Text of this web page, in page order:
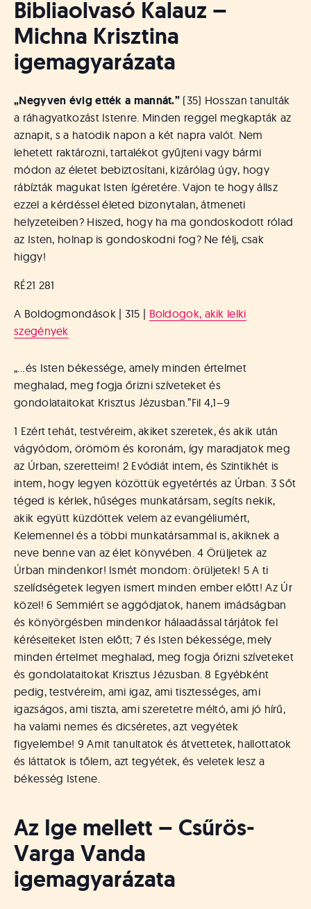
Bibliaolvasó Kalauz –
Michna Krisztina
igemagyarázata
„Negyven évig ették a mannát.” (35) Hosszan tanulták
a ráhagyatkozást Istenre. Minden reggel megkapták az
aznapit, s a hatodik napon a két napra valót. Nem
lehetett raktározni, tartalékot gyűjteni vagy bármi
módon az életet bebiztosítani, kizárólag úgy, hogy
rábízták magukat Isten ígéretére. Vajon te hogy állsz
ezzel a kérdéssel életed bizonytalan, átmeneti
helyzeteiben? Hiszed, hogy ha ma gondoskodott rólad
az Isten, holnap is gondoskodni fog? Ne félj, csak
higgy!
RÉ21 281
A Boldogmondások | 315 | Boldogok, akik lelki
szegények
„…és Isten békessége, amely minden értelmet
meghalad, meg fogja őrizni szíveteket és
gondolataitokat Krisztus Jézusban.”Fil 4,1–9
1 Ezért tehát, testvéreim, akiket szeretek, és akik után
vágyódom, örömöm és koronám, így maradjatok meg
az Úrban, szeretteim! 2 Evódiát intem, és Szintikhét is
intem, hogy legyen közöttük egyetértés az Úrban. 3 Sőt
téged is kérlek, hűséges munkatársam, segíts nekik,
akik együtt küzdöttek velem az evangéliumért,
Kelemennel és a többi munkatársammal is, akiknek a
neve benne van az élet könyvében. 4 Örüljetek az
Úrban mindenkor! Ismét mondom: örüljetek! 5 A ti
szelídségetek legyen ismert minden ember előtt! Az Úr
közel! 6 Semmiért se aggódjatok, hanem imádságban
és könyörgésben mindenkor hálaadással tárjátok fel
kéréseiteket Isten előtt; 7 és Isten békessége, mely
minden értelmet meghalad, meg fogja őrizni szíveteket
és gondolataitokat Krisztus Jézusban. 8 Egyébként
pedig, testvéreim, ami igaz, ami tisztességes, ami
igazságos, ami tiszta, ami szeretetre méltó, ami jó hírű,
ha valami nemes és dicséretes, azt vegyétek
figyelembe! 9 Amit tanultatok és átvettetek, hallottatok
és láttatok is tőlem, azt tegyétek, és veletek lesz a
békesség Istene.
Az Ige mellett – Csűrös-
Varga Vanda
igemagyarázata